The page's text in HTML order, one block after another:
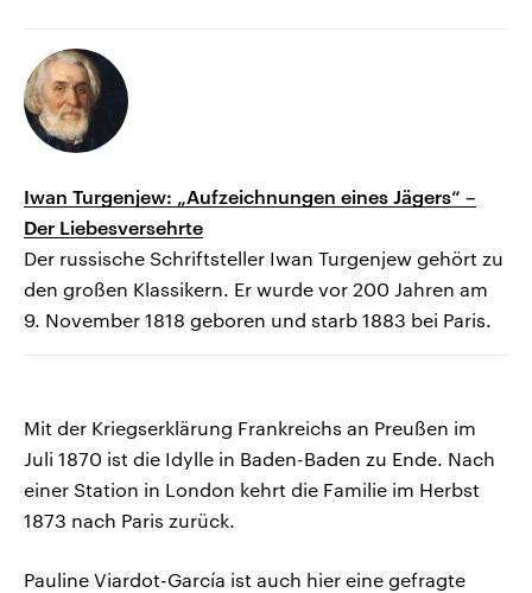
Iwan Turgenjew: „Aufzeichnungen eines Jägers“ –
Der Liebesversehrte
Der russische Schriftsteller Iwan Turgenjew gehört zu
den großen Klassikern. Er wurde vor 200 Jahren am
9. November 1818 geboren und starb 1883 bei Paris.
Mit der Kriegserklärung Frankreichs an Preußen im
Juli 1870 ist die Idylle in Baden-Baden zu Ende. Nach
einer Station in London kehrt die Familie im Herbst
1873 nach Paris zurück.
Pauline Viardot-García ist auch hier eine gefragte